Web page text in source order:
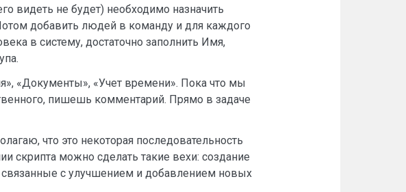
видеть не будет) необходимо назначить
добавить людей в команду и для каждого
в систему, достаточно заполнить Имя,
«Документы», «Учет времени». Пока что мы
пишешь комментарий. Прямо в задаче
что это некоторая последовательность
скрипта можно сделать такие вехи: создание
связанные с улучшением и добавлением новых